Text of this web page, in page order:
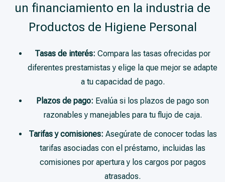
un financiamiento en la industria de
Productos de Higiene Personal
Tasas de interés: Compara las tasas ofrecidas por
diferentes prestamistas y elige la que mejor se adapte
a tu capacidad de pago.
Plazos de pago: Evalúa si los plazos de pago son
razonables y manejables para tu flujo de caja.
Tarifas y comisiones: Asegúrate de conocer todas las
tarifas asociadas con el préstamo, incluidas las
comisiones por apertura y los cargos por pagos
atrasados.